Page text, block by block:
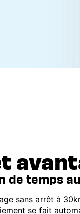
de temps
sans arrêt à
se fait